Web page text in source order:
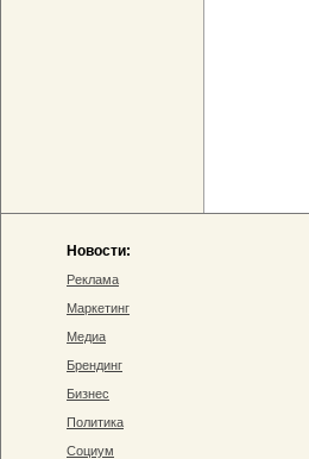
Новости:
Реклама
Маркетинг
Медиа
Брендинг
Бизнес
Политика
Социум